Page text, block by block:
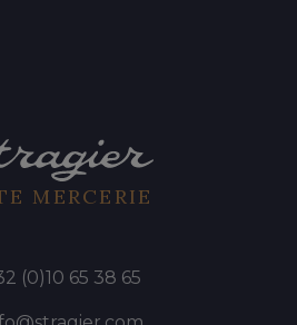
MERCERIE
(0)10 65 38 65